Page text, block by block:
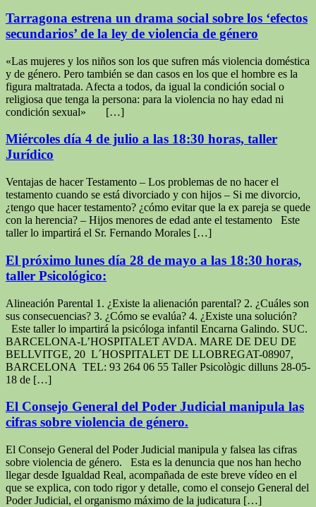
Tarragona estrena un drama social sobre los ‘efectos
secundarios’ de la ley de violencia de género
«Las mujeres y los niños son los que sufren más violencia doméstica
y de género. Pero también se dan casos en los que el hombre es la
figura maltratada. Afecta a todos, da igual la condición social o
religiosa que tenga la persona: para la violencia no hay edad ni
condición sexual» […]
Miércoles día 4 de julio a las 18:30 horas, taller
Jurídico
Ventajas de hacer Testamento – Los problemas de no hacer el
testamento cuando se está divorciado y con hijos – Si me divorcio,
¿tengo que hacer testamento? ¿cómo evitar que la ex pareja se quede
con la herencia? – Hijos menores de edad ante el testamento Este
taller lo impartirá el Sr. Fernando Morales […]
El próximo lunes día 28 de mayo a las 18:30 horas,
taller Psicológico:
Alineación Parental 1. ¿Existe la alienación parental? 2. ¿Cuáles son
sus consecuencias? 3. ¿Cómo se evalúa? 4. ¿Existe una solución?
Este taller lo impartirá la psicóloga infantil Encarna Galindo. SUC.
BARCELONA-L’HOSPITALET AVDA. MARE DE DEU DE
BELLVITGE, 20 L´HOSPITALET DE LLOBREGAT-08907,
BARCELONA‎ TEL: 93 264 06 55 Taller Psicològic dilluns 28-05-
18 de […]
El Consejo General del Poder Judicial manipula las
cifras sobre violencia de género.
El Consejo General del Poder Judicial manipula y falsea las cifras
sobre violencia de género. Esta es la denuncia que nos han hecho
llegar desde Igualdad Real, acompañada de este breve vídeo en el
que se explica, con todo rigor y detalle, como el consejo General del
Poder Judicial, el organismo máximo de la judicatura […]